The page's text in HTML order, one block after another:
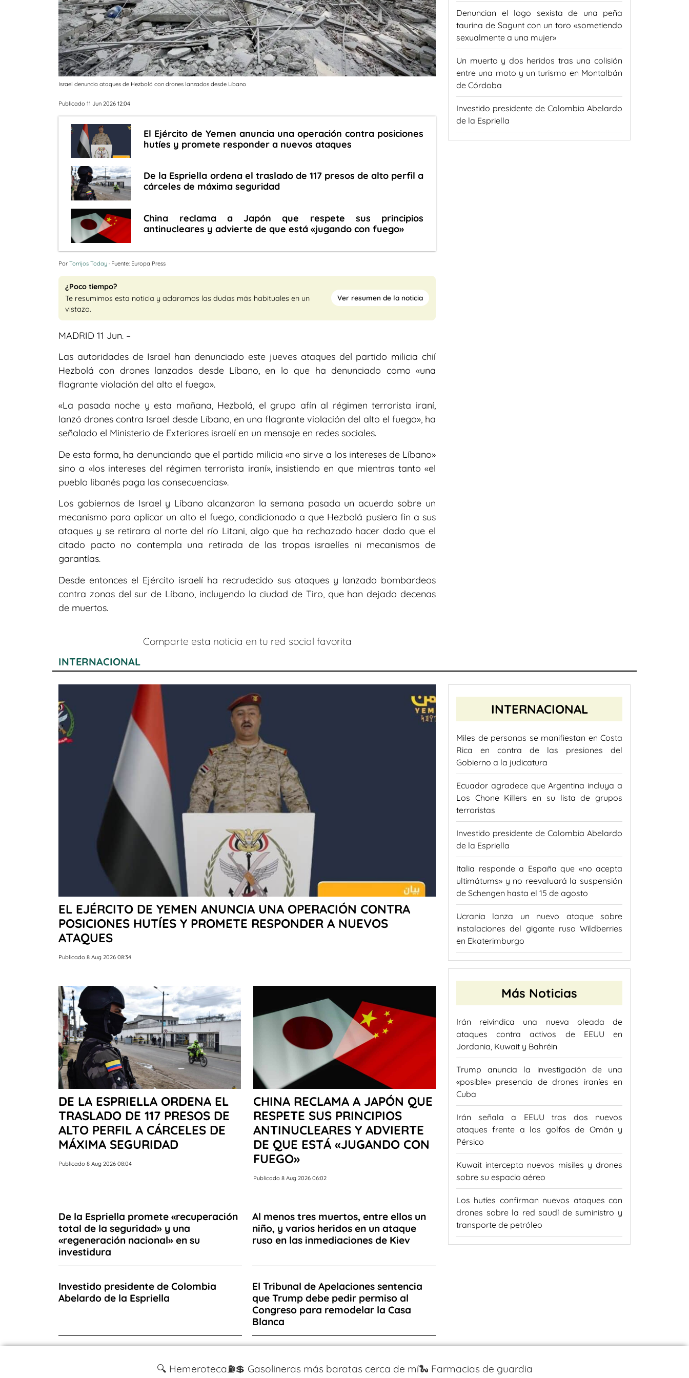
Israel denuncia ataques de Hezbolá con drones lanzados desde Líbano
Publicado 11 Jun 2026 12:04
El Ejército de Yemen anuncia una operación contra posiciones
hutíes y promete responder a nuevos ataques
De la Espriella ordena el traslado de 117 presos de alto perfil a
cárceles de máxima seguridad
China reclama a Japón que respete sus principios
antinucleares y advierte de que está «jugando con fuego»
Por Torrijos Today · Fuente: Europa Press
¿Poco tiempo?
Te resumimos esta noticia y aclaramos las dudas más habituales en un
vistazo.
Ver resumen de la noticia
MADRID 11 Jun. –
Las autoridades de Israel han denunciado este jueves ataques del partido milicia chií
Hezbolá con drones lanzados desde Líbano, en lo que ha denunciado como «una
flagrante violación del alto el fuego».
«La pasada noche y esta mañana, Hezbolá, el grupo afín al régimen terrorista iraní,
lanzó drones contra Israel desde Líbano, en una flagrante violación del alto el fuego», ha
señalado el Ministerio de Exteriores israelí en un mensaje en redes sociales.
De esta forma, ha denunciando que el partido milicia «no sirve a los intereses de Líbano»
sino a «los intereses del régimen terrorista iraní», insistiendo en que mientras tanto «el
pueblo libanés paga las consecuencias».
Los gobiernos de Israel y Líbano alcanzaron la semana pasada un acuerdo sobre un
mecanismo para aplicar un alto el fuego, condicionado a que Hezbolá pusiera fin a sus
ataques y se retirara al norte del río Litani, algo que ha rechazado hacer dado que el
citado pacto no contempla una retirada de las tropas israelíes ni mecanismos de
garantías.
Desde entonces el Ejército israelí ha recrudecido sus ataques y lanzado bombardeos
contra zonas del sur de Líbano, incluyendo la ciudad de Tiro, que han dejado decenas
de muertos.
Comparte esta noticia en tu red social favorita
Denuncian el logo sexista de una peña
taurina de Sagunt con un toro «sometiendo
sexualmente a una mujer»
Un muerto y dos heridos tras una colisión
entre una moto y un turismo en Montalbán
de Córdoba
Investido presidente de Colombia Abelardo
de la Espriella
INTERNACIONAL
EL EJÉRCITO DE YEMEN ANUNCIA UNA OPERACIÓN CONTRA
POSICIONES HUTÍES Y PROMETE RESPONDER A NUEVOS
ATAQUES
Publicado 8 Aug 2026 08:34
DE LA ESPRIELLA ORDENA EL
TRASLADO DE 117 PRESOS DE
ALTO PERFIL A CÁRCELES DE
MÁXIMA SEGURIDAD
Publicado 8 Aug 2026 08:04
CHINA RECLAMA A JAPÓN QUE
RESPETE SUS PRINCIPIOS
ANTINUCLEARES Y ADVIERTE
DE QUE ESTÁ «JUGANDO CON
FUEGO»
Publicado 8 Aug 2026 06:02
De la Espriella promete «recuperación
total de la seguridad» y una
«regeneración nacional» en su
investidura
Al menos tres muertos, entre ellos un
niño, y varios heridos en un ataque
ruso en las inmediaciones de Kiev
Investido presidente de Colombia
Abelardo de la Espriella
El Tribunal de Apelaciones sentencia
que Trump debe pedir permiso al
Congreso para remodelar la Casa
Blanca
INTERNACIONAL
Miles de personas se manifiestan en Costa
Rica en contra de las presiones del
Gobierno a la judicatura
Ecuador agradece que Argentina incluya a
Los Chone Killers en su lista de grupos
terroristas
Investido presidente de Colombia Abelardo
de la Espriella
Italia responde a España que «no acepta
ultimátums» y no reevaluará la suspensión
de Schengen hasta el 15 de agosto
Ucrania lanza un nuevo ataque sobre
instalaciones del gigante ruso Wildberries
en Ekaterimburgo
Más Noticias
Irán reivindica una nueva oleada de
ataques contra activos de EEUU en
Jordania, Kuwait y Bahréin
Trump anuncia la investigación de una
«posible» presencia de drones iraníes en
Cuba
Irán señala a EEUU tras dos nuevos
ataques frente a los golfos de Omán y
Pérsico
Kuwait intercepta nuevos misiles y drones
sobre su espacio aéreo
Los hutíes confirman nuevos ataques con
drones sobre la red saudí de suministro y
transporte de petróleo
🔍 Hemeroteca⛽️💲 Gasolineras más baratas cerca de mí🐍 Farmacias de guardia